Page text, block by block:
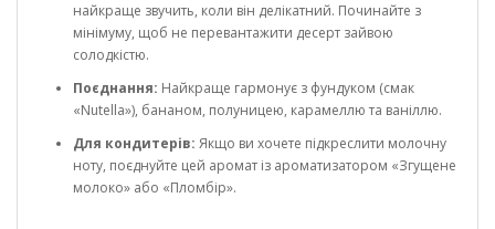
найкраще звучить, коли він делікатний. Починайте з
мінімуму, щоб не перевантажити десерт зайвою
солодкістю.
Поєднання: Найкраще гармонує з фундуком (смак
«Nutella»), бананом, полуницею, карамеллю та ваніллю.
Для кондитерів: Якщо ви хочете підкреслити молочну
ноту, поєднуйте цей аромат із ароматизатором «Згущене
молоко» або «Пломбір».